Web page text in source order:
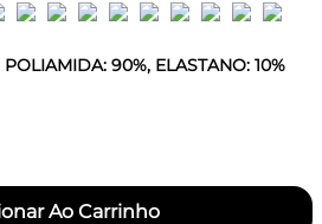
POLIAMIDA: 90%, ELASTANO: 10%